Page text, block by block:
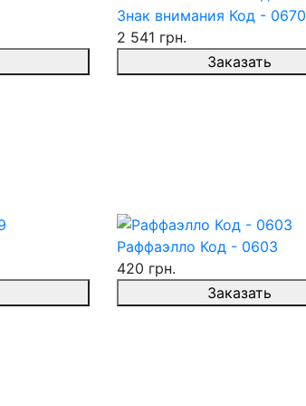
Знак внимания Код - 0670
2 541 грн.
Заказать
Раффаэлло Код - 0603
420 грн.
Заказать